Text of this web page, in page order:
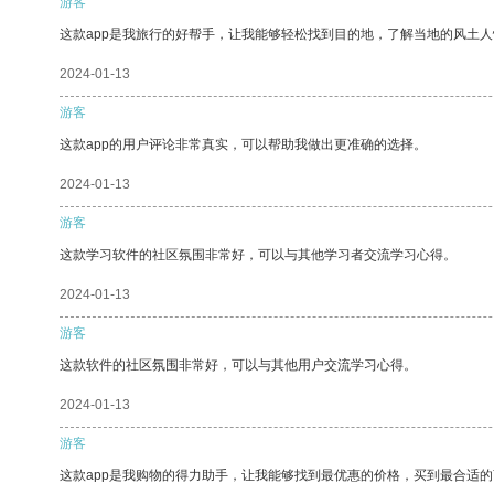
这款app是我旅行的好帮手，让我能够轻松找到目的地，了解当地的风土人
2024-01-13
游客
这款app的用户评论非常真实，可以帮助我做出更准确的选择。
2024-01-13
游客
这款学习软件的社区氛围非常好，可以与其他学习者交流学习心得。
2024-01-13
游客
这款软件的社区氛围非常好，可以与其他用户交流学习心得。
2024-01-13
游客
这款app是我购物的得力助手，让我能够找到最优惠的价格，买到最合适的